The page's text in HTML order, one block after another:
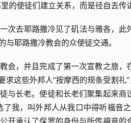
的使徒们建立关系，而是径自去传
次去耶路撒冷见了矶法与雅各，此
耶路撒冷教会的众使徒交通。
会，并且完成了第一次宣教之旅，
这些外邦人“按摩西的规条受割礼
与长老。使徒和长老们聚集起来商
我，叫外邦人从我口中得听福音